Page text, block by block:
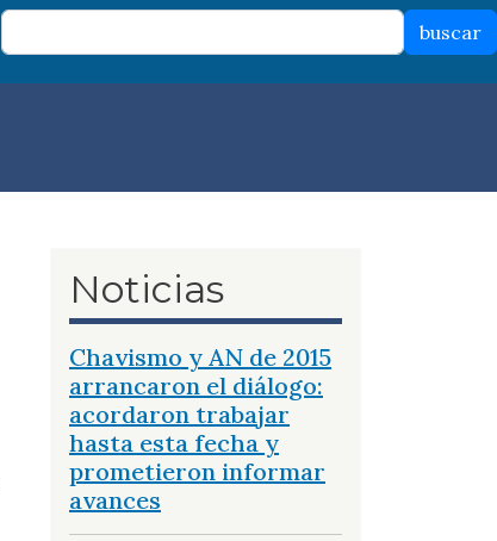
buscar
Noticias
Chavismo y AN de 2015
arrancaron el diálogo:
acordaron trabajar
hasta esta fecha y
prometieron informar
avances